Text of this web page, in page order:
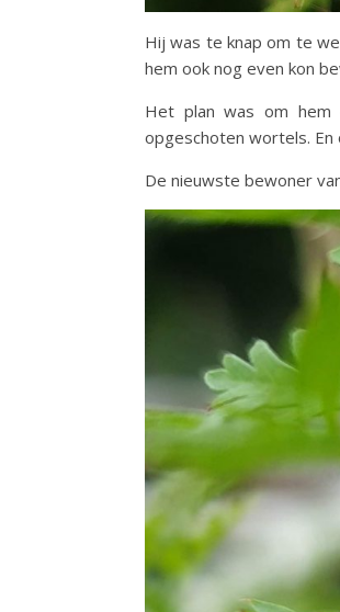
Hij was te knap om te
hem ook nog even kon
Het plan was om
opgeschoten wortels.
De nieuwste bewoner